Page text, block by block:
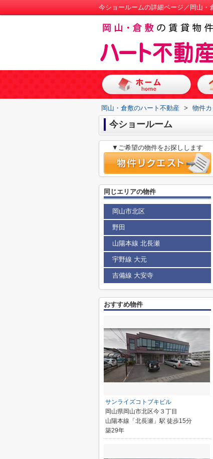
今ショールームの詳細ページ／岡山・
岡山・倉敷のハート不動産 > 物件
今ショールーム
▼ご希望の物件をお探しします
同じエリアの物件
岡山市北区
野田
山陽本線 北長瀬
宇野線 大元
吉備線 大安寺
おすすめ物件
サンライズコトブキビル
岡山県岡山市北区今３丁目
山陽本線「北長瀬」駅 徒歩15分
築29年